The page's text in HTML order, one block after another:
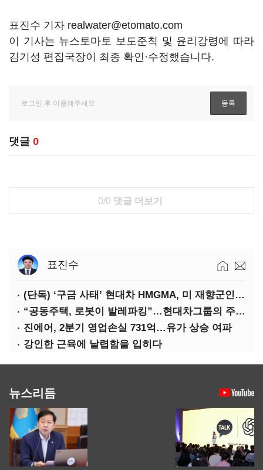
표진수 기자 realwater@etomato.com
이 기사는 뉴스토마토 보도준칙 및 윤리강령에 따라
김기성 편집국장이 최종 확인·수정했습니다.
댓글 0
0/0 댓글 더보기
표진수
(단독) ‘구금 사태’ 현대차 HMGMA, 미 재향군인 채용 확대로 분위기 반전
“공동주택, 로봇이 발레파킹”…현대차그룹의 주차 실험
진에어, 2분기 영업손실 731억…유가 상승 여파
강인한 근육에 날렵함을 입히다
뉴스리듬